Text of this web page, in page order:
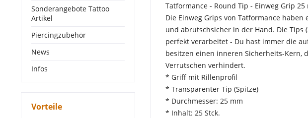
Sonderangebote Tattoo
Artikel
Piercingzubehör
News
Infos
Vorteile
Tatformance - Round Tip - Einweg Grip 25
Die Einweg Grips von Tatformance
und abrutschsicher in der Hand. Die Tips
perfekt verarbeitet - Du hast immer die
besitzen einen inneren Sicherheits-Kern,
Verrutschen verhindert.
* Griff mit Rillenprofil
* Transparenter Tip (Spitze)
* Durchmesser: 25 mm
* Inhalt: 25 Stck.